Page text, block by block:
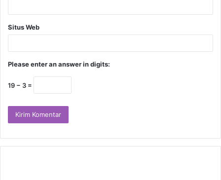
Situs Web
Please enter an answer in digits:
19 − 3 =